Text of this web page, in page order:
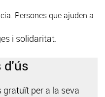
Persones que ajuden a
i solidaritat.
d'ús
per a la seva